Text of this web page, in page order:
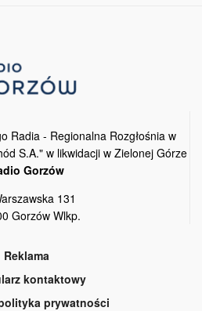
Radia - Regionalna Rozgłośnia w
S.A." w likwidacji w Zielonej Górze
Gorzów
131
Gorzów Wlkp.
Reklama
kontaktowy
prywatności